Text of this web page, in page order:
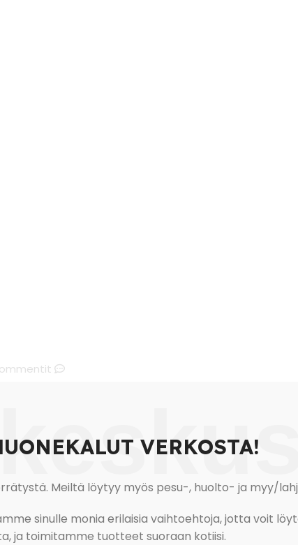
VERKOSTA!
Meiltä löytyy myös pesu-, huolto- ja myy/
sinulle monia erilaisia vaihtoehtoja, jotta voit
ja toimitamme tuotteet suoraan kotiisi.